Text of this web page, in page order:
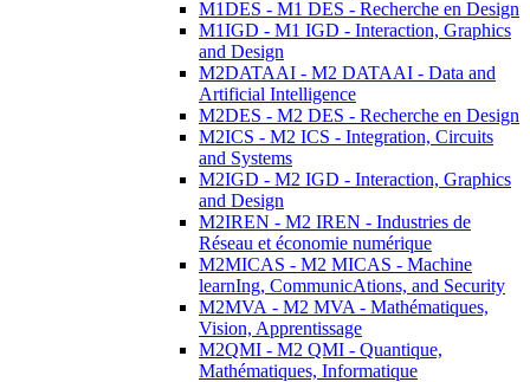
M1DES - M1 DES - Recherche en Design
M1IGD - M1 IGD - Interaction, Graphics
and Design
M2DATAAI - M2 DATAAI - Data and
Artificial Intelligence
M2DES - M2 DES - Recherche en Design
M2ICS - M2 ICS - Integration, Circuits
and Systems
M2IGD - M2 IGD - Interaction, Graphics
and Design
M2IREN - M2 IREN - Industries de
Réseau et économie numérique
M2MICAS - M2 MICAS - Machine
learnIng, CommunicAtions, and Security
M2MVA - M2 MVA - Mathématiques,
Vision, Apprentissage
M2QMI - M2 QMI - Quantique,
Mathématiques, Informatique